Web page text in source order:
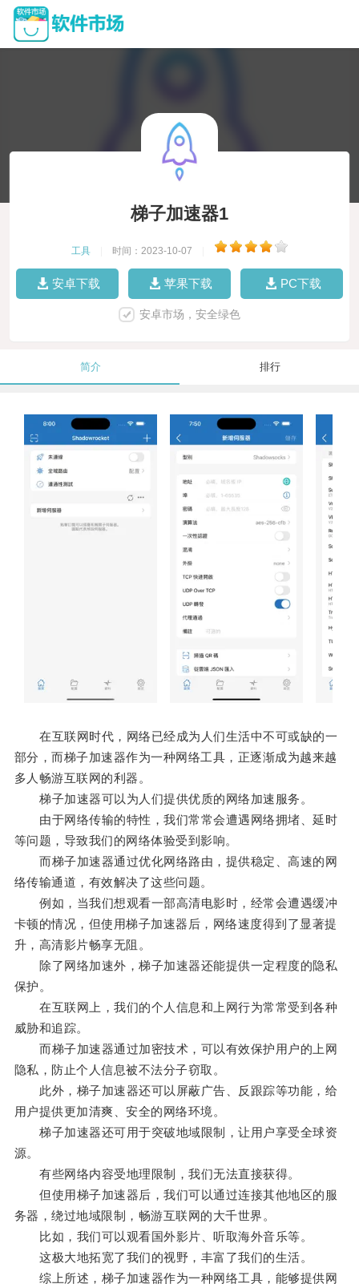
梯子加速器1
工具 时间：2023-10-07
安卓下载 苹果下载 PC下载
安卓市场，安全绿色
简介 排行
在互联网时代，网络已经成为人们生活中不可或缺的一
部分，而梯子加速器作为一种网络工具，正逐渐成为越来越
多人畅游互联网的利器。
梯子加速器可以为人们提供优质的网络加速服务。
由于网络传输的特性，我们常常会遭遇网络拥堵、延时
等问题，导致我们的网络体验受到影响。
而梯子加速器通过优化网络路由，提供稳定、高速的网
络传输通道，有效解决了这些问题。
例如，当我们想观看一部高清电影时，经常会遭遇缓冲
卡顿的情况，但使用梯子加速器后，网络速度得到了显著提
升，高清影片畅享无阻。
除了网络加速外，梯子加速器还能提供一定程度的隐私
保护。
在互联网上，我们的个人信息和上网行为常常受到各种
威胁和追踪。
而梯子加速器通过加密技术，可以有效保护用户的上网
隐私，防止个人信息被不法分子窃取。
此外，梯子加速器还可以屏蔽广告、反跟踪等功能，给
用户提供更加清爽、安全的网络环境。
梯子加速器还可用于突破地域限制，让用户享受全球资
源。
有些网络内容受地理限制，我们无法直接获得。
但使用梯子加速器后，我们可以通过连接其他地区的服
务器，绕过地域限制，畅游互联网的大千世界。
比如，我们可以观看国外影片、听取海外音乐等。
这极大地拓宽了我们的视野，丰富了我们的生活。
综上所述，梯子加速器作为一种网络工具，能够提供网